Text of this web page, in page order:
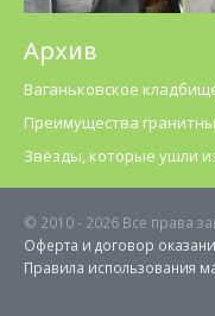
Архив
Ваганьковское
Преимущества
Звёзды, которые ушли
© 2010 - 2026 Все права
Оферта и договор
Правила использования